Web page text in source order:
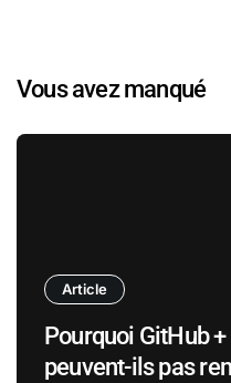
Vous avez manqué
Article
Pourquoi GitHub
peuvent-ils pas